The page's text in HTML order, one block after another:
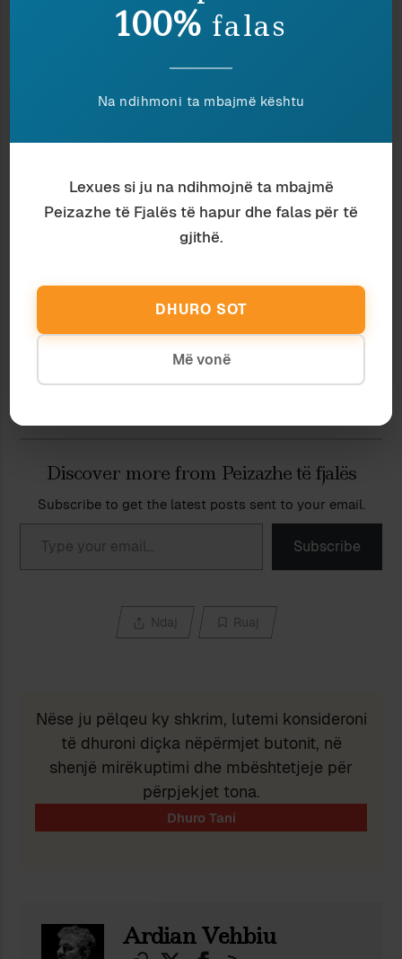
tregut, do t’u ketë pëlqyer dikotomia, dyzimi,
ose pacaktueshmëria monetare që sillte me vete
luhatshmëria e zeros.
Shënim: botuar fillimishtnëRes Publica.
VJETRA
3 April 2019
In "Ekonomi"
NJË ZARF PËR TË NDJERIN
In "Antropologji"
Discover more from Peizazhe të fjalës
Subscribe to get the latest posts sent to your email.
Type your email…
Subscribe
Ndaj Ruaj
Nëse ju pëlqeu ky shkrim, lutemi konsideroni
të dhuroni diçka nëpërmjet butonit, në
shenjë mirëkuptimi dhe mbështetjeje për
përpjekjet tona.
Ardian Vehbiu
100% falas
Na ndihmoni ta mbajmë kështu
Lexues si ju na ndihmojnë ta mbajmë
Peizazhe të Fjalës të hapur dhe falas për të
gjithë.
DHURO SOT
Më vonë